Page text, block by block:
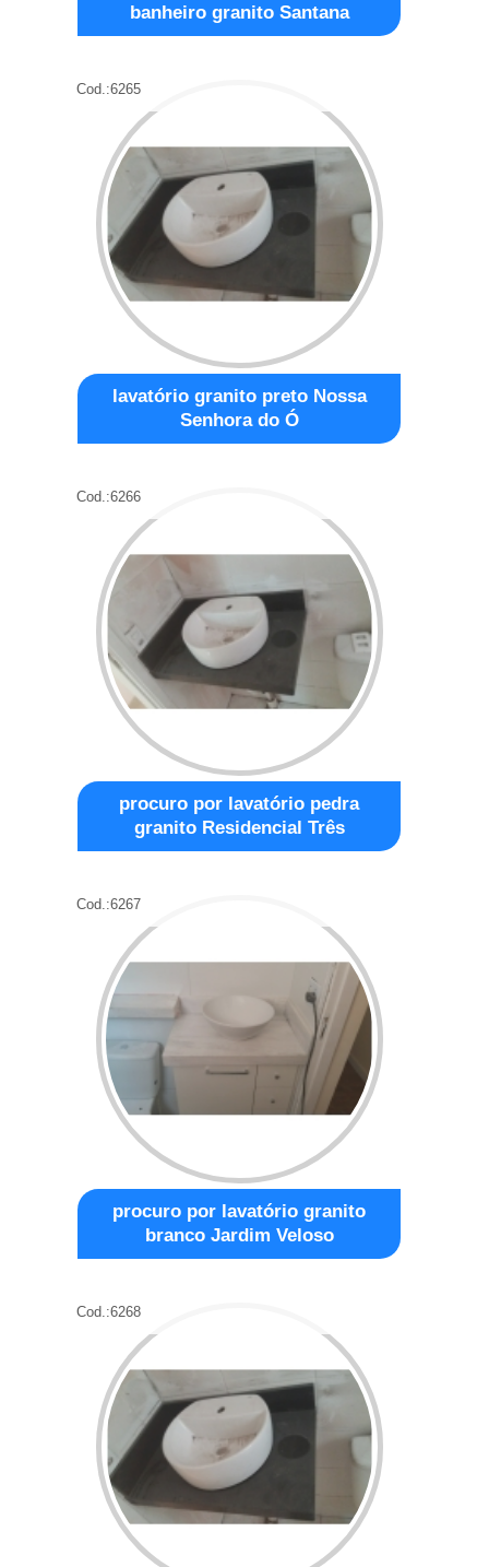
banheiro granito Santana
Cod.:6265
lavatório granito preto Nossa
Senhora do Ó
Cod.:6266
procuro por lavatório pedra
granito Residencial Três
Cod.:6267
procuro por lavatório granito
branco Jardim Veloso
Cod.:6268